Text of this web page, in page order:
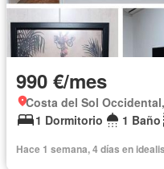
990 €/mes
Costa del Sol
1 Dormitorio
1 Baño
Hace 1 semana, 4 días en